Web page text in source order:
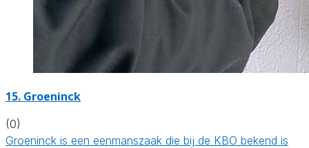
15. Groeninck
(0)
Groeninck is een eenmanszaak die bij de KBO bekend is